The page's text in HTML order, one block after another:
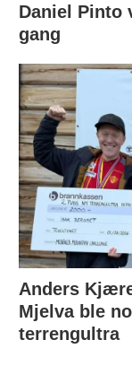
Daniel Pinto
gang
Anders
Mjelva ble
terrengultra